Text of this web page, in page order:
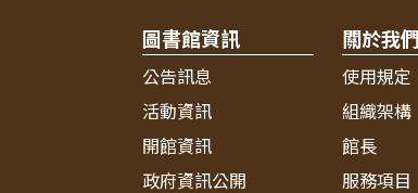
圖書館資訊
公告訊息
活動資訊
開館資訊
政府資訊公開
關於我們
使用規定
組織架構
館長
服務項目